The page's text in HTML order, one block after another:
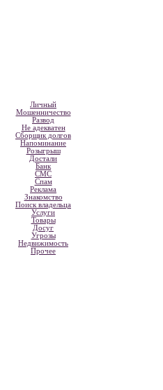
Личный
Мошенничество
Развод
Не адекватен
Сборщик долгов
Напоминание
Розыгрыш
Достали
Банк
СМС
Спам
Реклама
Знакомство
Поиск владельца
Услуги
Товары
Досуг
Угрозы
Недвижимость
Прочее